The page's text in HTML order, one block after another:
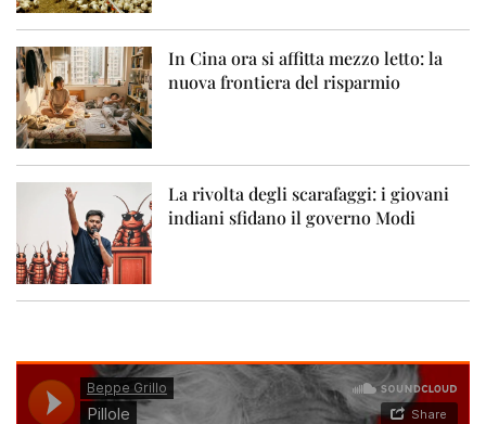
In Cina ora si affitta mezzo letto: la
nuova frontiera del risparmio
La rivolta degli scarafaggi: i giovani
indiani sfidano il governo Modi